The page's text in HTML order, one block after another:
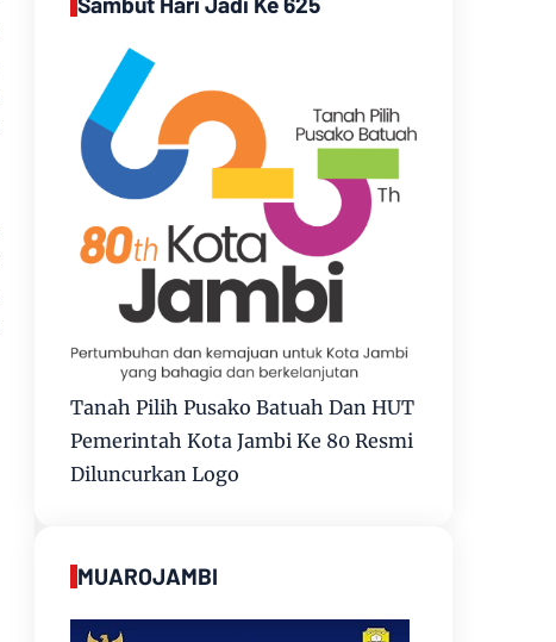
Tanah Pilih Pusako Batuah Dan HUT
Pemerintah Kota Jambi Ke 80 Resmi
Diluncurkan Logo
MUAROJAMBI